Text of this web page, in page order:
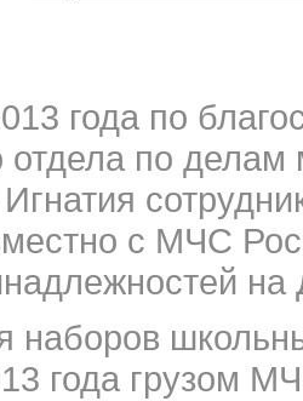
года по
отдела по
с МЧС
й на
наборов
года грузом